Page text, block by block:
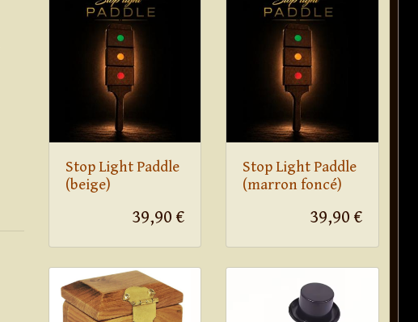
Stop Light Paddle
(beige)
39,90 €
Stop Light Paddle
(marron foncé)
39,90 €